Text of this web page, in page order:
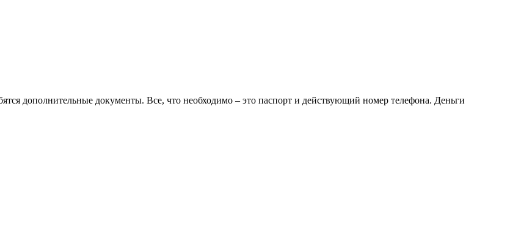
дополнительные документы. Все, что необходимо – это паспорт и действующий номер телефона. Деньги